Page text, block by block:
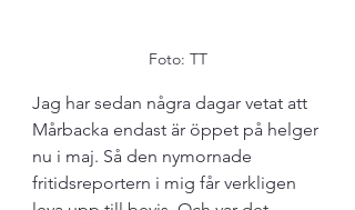
Foto: TT
Jag har sedan några dagar vetat att
Mårbacka endast är öppet på helger
nu i maj. Så den nymornade
fritidsreportern i mig får verkligen